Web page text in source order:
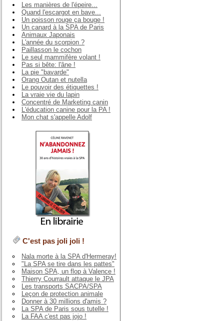
Les manières de l'épeire...
Quand l'escargot en bave...
Un poisson rouge ça bouge !
Un canard à la SPA de Paris
Animaux Japonais
L'année du scorpion ?
Paillasson le cochon
Le seul mammifère volant !
Pas si bête: l'âne !
La pie "bavarde"
Orang Outan et nutella
Le pouvoir des étiquettes !
La vraie vie du lapin
Concentré de Marketing canin
L'éducation canine pour la PA !
Mon chat s'appelle Adolf
C'est pas joli joli !
Nala morte à la SPA d'Hermeray!
"La SPA se tire dans les pattes"
Maison SPA, un flop à Valence !
Thierry Courrault attaque le JPA
Les transports SACPA/SPA
Leçon de protection animale
Donner à 30 millions d'amis ?
La SPA de Paris sous tutelle !
La FAA c'est pas jojo !